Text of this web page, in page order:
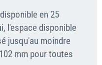
en 25
l'espace disponible
jusqu'au moindre
mm pour toutes